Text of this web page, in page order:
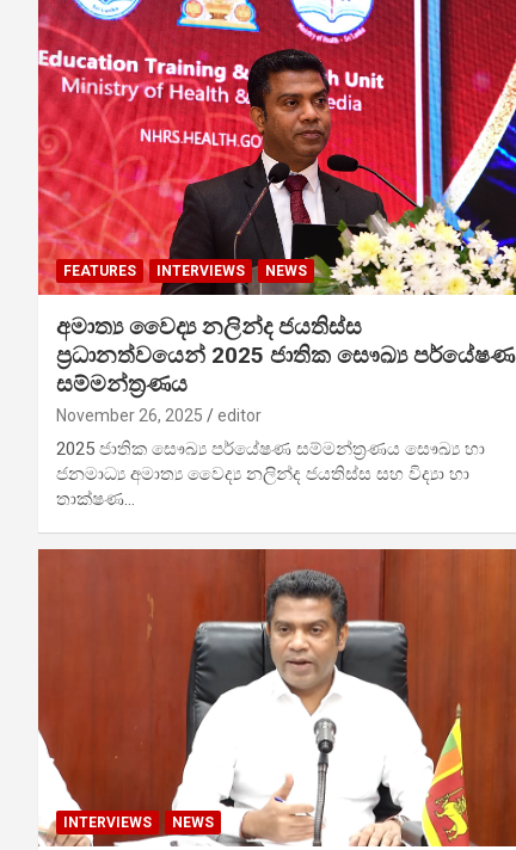
FEATURES INTERVIEWS NEWS
අමාත්‍ය වෛද්‍ය නලින්ද ජයතිස්ස
ප්‍රධානත්වයෙන් 2025 ජාතික සෞඛ්‍ය පර්යේෂණ
සම්මන්ත්‍රණය
November 26, 2025 editor
2025 ජාතික සෞඛ්‍ය පර්යේෂණ සම්මන්ත්‍රණය සෞඛ්‍ය හා
ජනමාධ්‍ය අමාත්‍ය වෛද්‍ය නලින්ද ජයතිස්ස සහ විද්‍යා හා
තාක්ෂණ…
INTERVIEWS NEWS